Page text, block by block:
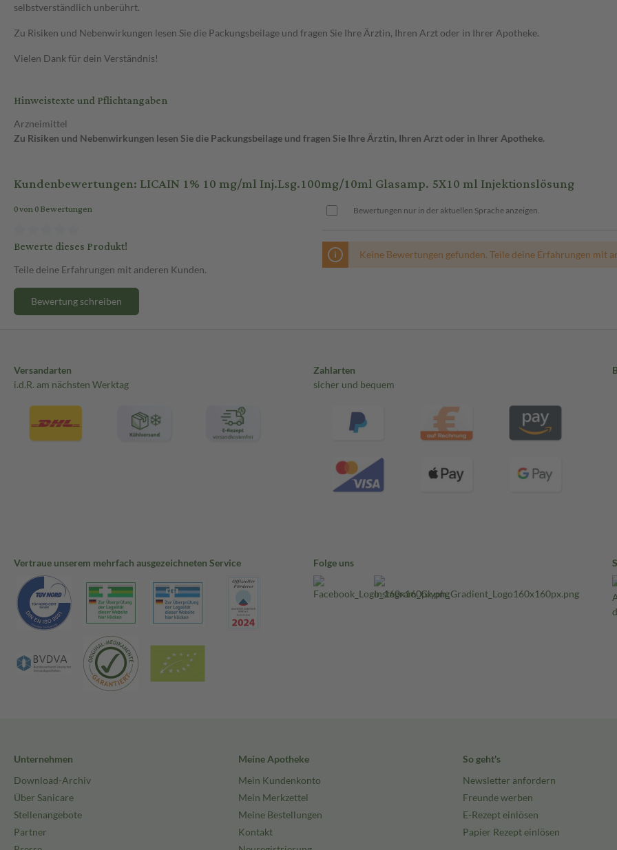
selbstverständlich unberührt.
Zu Risiken und Nebenwirkungen lesen Sie die Packungsbeilage und fragen Sie Ihre Ärztin, Ihren Arzt oder in Ihrer Apotheke.
Vielen Dank für dein Verständnis!
Hinweistexte und Pflichtangaben
Arzneimittel
Zu Risiken und Nebenwirkungen lesen Sie die Packungsbeilage und fragen Sie Ihre Ärztin, Ihren Arzt oder in Ihrer Apotheke.
Kundenbewertungen: LICAIN 1% 10 mg/ml Inj.Lsg.100mg/10ml Glasamp. 5X10 ml Injektionslösung
0 von 0 Bewertungen
Bewerte dieses Produkt!
Teile deine Erfahrungen mit anderen Kunden.
Bewertung schreiben
Bewertungen nur in der aktuellen Sprache anzeigen.
Keine Bewertungen gefunden. Teile deine Erfahrungen mit
Versandarten
i.d.R. am nächsten Werktag
Zahlarten
sicher und bequem
Vertraue unserem mehrfach ausgezeichneten Service Folge uns
Unternehmen
Download-Archiv
Über Sanicare
Stellenangebote
Partner
Meine Apotheke
Mein Kundenkonto
Mein Merkzettel
Meine Bestellungen
Kontakt
So geht's
Newsletter anfordern
Freunde werben
E-Rezept einlösen
Papier Rezept einlösen